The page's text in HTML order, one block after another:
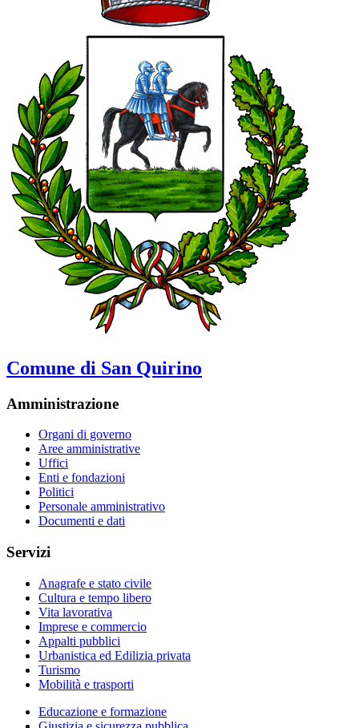
Comune di San Quirino
Amministrazione
Organi di governo
Aree amministrative
Uffici
Enti e fondazioni
Politici
Personale amministrativo
Documenti e dati
Servizi
Anagrafe e stato civile
Cultura e tempo libero
Vita lavorativa
Imprese e commercio
Appalti pubblici
Urbanistica ed Edilizia privata
Turismo
Mobilità e trasporti
Educazione e formazione